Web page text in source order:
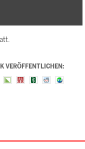
VERÖFFENTLICHEN: